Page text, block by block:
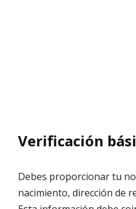
Verificación
Debes proporcionar tu
nacimiento, dirección de